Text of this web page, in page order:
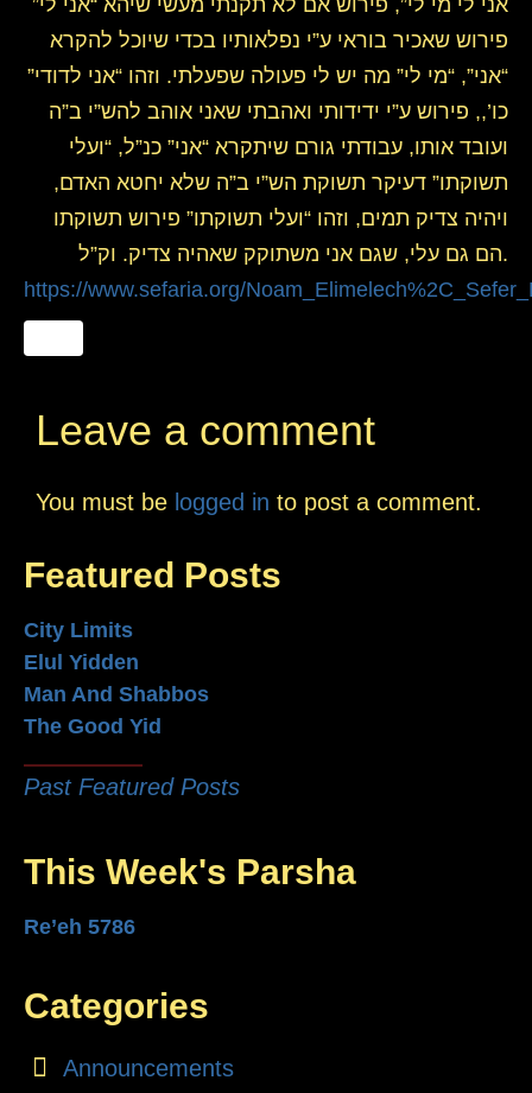
פירוש שאכיר בוראי ע”י נפלאותיו בכדי שיוכל להקרא
“אני”, “מי לי” מה יש לי פעולה שפעלתי. וזהו “אני לדודי”
כו’,, פירוש ע”י ידידותי ואהבתי שאני אוהב להש”י ב”ה
ועובד אותו, עבודתי גורם שיתקרא “אני” כנ”ל, “ועלי
תשוקתו” דעיקר תשוקת הש”י ב”ה שלא יחטא האדם,
ויהיה צדיק תמים, וזהו “ועלי תשוקתו” פירוש תשוקתו
הם גם עלי, שגם אני משתוקק שאהיה צדיק. וק”ל.
https://www.sefaria.org/
Leave a comment
You must be logged in to post a comment.
Featured Posts
City Limits
Elul Yidden
Man And Shabbos
The Good Yid
Past Featured Posts
This Week's Parsha
Re’eh 5786
Categories
Announcements